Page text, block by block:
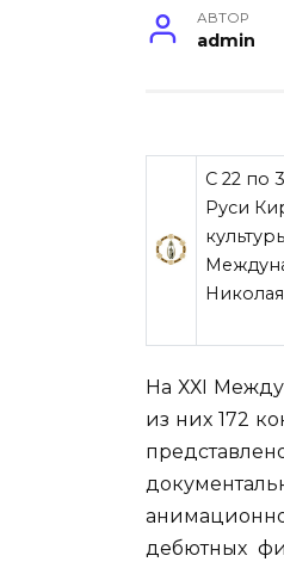
АВТОР
admin
С 22 по
Руси
На ХХI
из них 172
дебютных